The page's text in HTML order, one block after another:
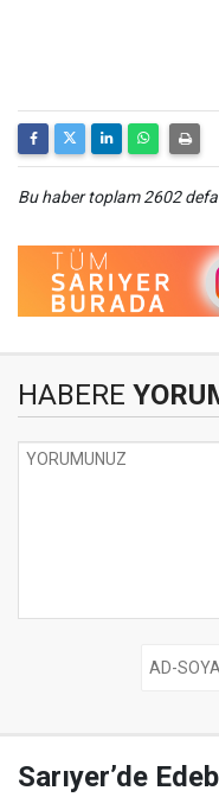
Bu haber toplam 2602
HABERE
Sarıyer’de